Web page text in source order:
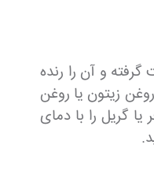
و آن را رنده
زیتون یا روغن
گریل را با دمای